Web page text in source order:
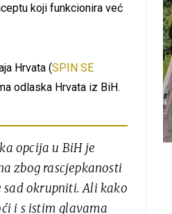
koji funkcionira već
Hrvata (SPIN SE
odlaska Hrvata iz BiH.
opcija u BiH je
zbog rascjepkanosti
sad okrupniti. Ali kako
i s istim glavama